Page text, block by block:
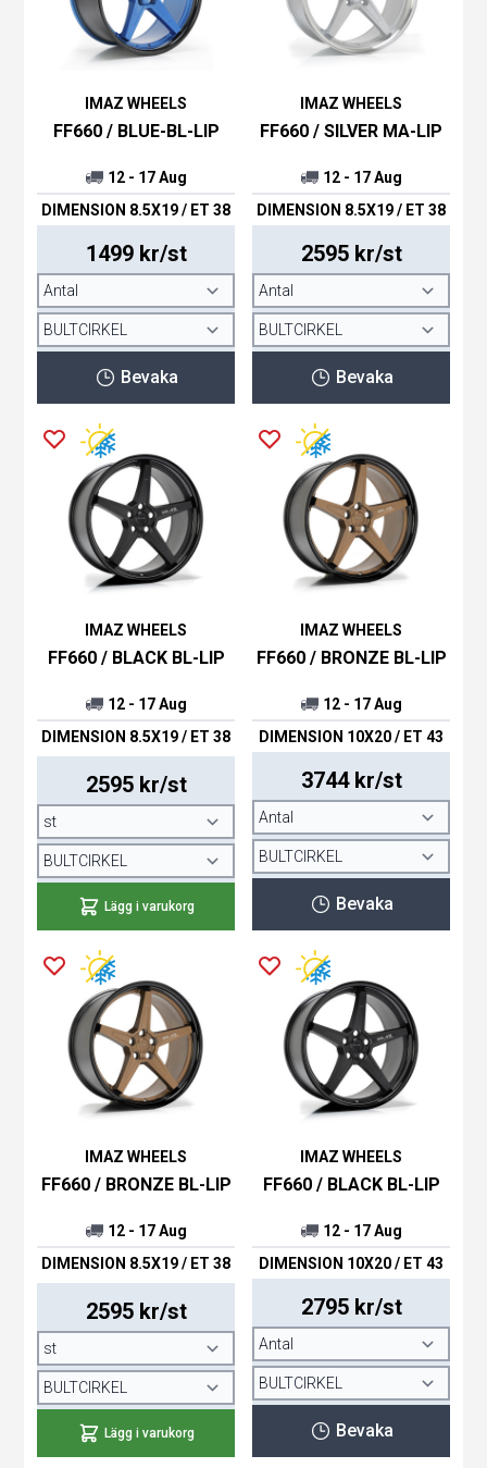
IMAZ WHEELS
FF660 / BLUE-BL-LIP
12 - 17 Aug
DIMENSION 8.5X19 / ET 38
1499 kr/st
Bevaka
IMAZ WHEELS
FF660 / SILVER MA-LIP
12 - 17 Aug
DIMENSION 8.5X19 / ET 38
2595 kr/st
Bevaka
IMAZ WHEELS
FF660 / BLACK BL-LIP
12 - 17 Aug
DIMENSION 8.5X19 / ET 38
2595 kr/st
Lägg i varukorg
IMAZ WHEELS
FF660 / BRONZE BL-LIP
12 - 17 Aug
DIMENSION 10X20 / ET 43
3744 kr/st
Bevaka
IMAZ WHEELS
FF660 / BRONZE BL-LIP
12 - 17 Aug
DIMENSION 8.5X19 / ET 38
2595 kr/st
Lägg i varukorg
IMAZ WHEELS
FF660 / BLACK BL-LIP
12 - 17 Aug
DIMENSION 10X20 / ET 43
2795 kr/st
Bevaka